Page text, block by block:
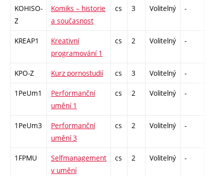
KOHISO-
Z
Komiks – historie
a současnost
cs 3 Volitelný -
KREAP1
Kreativní
programování 1
cs 2 Volitelný -
KPO-Z Kurz pornostudií cs 3 Volitelný -
1PeUm1
Performanční
umění 1
cs 2 Volitelný -
1PeUm3
Performanční
umění 3
cs 2 Volitelný -
1FPMU
Selfmanagement
v umění
cs 2 Volitelný -